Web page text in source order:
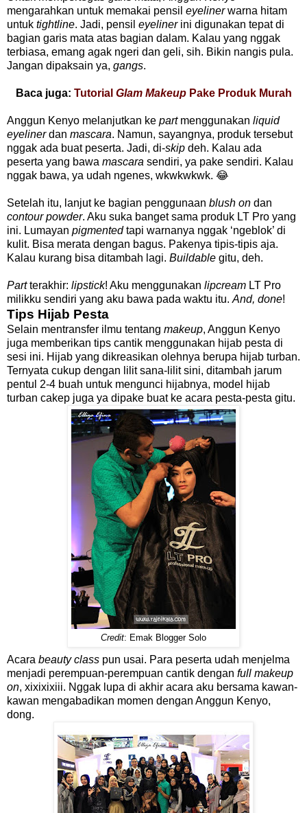
mengarahkan untuk memakai pensil eyelinerwarna hitam
untuk tightline. Jadi, pensil eyeliner ini digunakan tepat di
bagian garis mata atas bagian dalam. Kalau yang nggak
terbiasa, emang agak ngeri dan geli, sih. Bikin nangis pula.
Jangan dipaksain ya, gangs.
Baca juga: Tutorial Glam MakeupPake Produk Murah
Anggun Kenyo melanjutkan ke part menggunakan liquid
eyelinerdan mascara. Namun, sayangnya, produk tersebut
nggak ada buat peserta. Jadi, di-skip deh. Kalau ada
peserta yang bawa mascara sendiri, ya pake sendiri. Kalau
nggak bawa, ya udah ngenes, wkwkwkwk. 😂
Setelah itu, lanjut ke bagian penggunaan blush on dan
contour powder. Aku suka banget sama produk LT Pro yang
ini. Lumayan pigmentedtapi warnanya nggak ‘ngeblok’ di
kulit. Bisa merata dengan bagus. Pakenya tipis-tipis aja.
Kalau kurang bisa ditambah lagi. Buildable gitu, deh.
Partterakhir: lipstick! Aku menggunakan lipcream LT Pro
milikku sendiri yang aku bawa pada waktu itu. And, done!
Tips Hijab Pesta
Selain mentransfer ilmu tentang makeup, Anggun Kenyo
juga memberikan tips cantik menggunakan hijab pesta di
sesi ini. Hijab yang dikreasikan olehnya berupa hijab turban.
Ternyata cukup dengan lilit sana-lilit sini, ditambah jarum
pentul 2-4 buah untuk mengunci hijabnya, model hijab
turban cakep juga ya dipake buat ke acara pesta-pesta gitu.
Credit: Emak Blogger Solo
Acara beauty class pun usai. Para peserta udah menjelma
menjadi perempuan-perempuan cantik dengan full makeup
on, xixixixiii. Nggak lupa di akhir acara aku bersama kawan-
kawan mengabadikan momen dengan Anggun Kenyo,
dong.